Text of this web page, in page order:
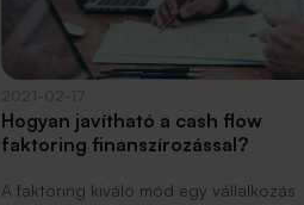
Hogyan javítható a cash flow
faktoring finanszírozással?
A faktoring kiváló mód egy vállalkozás